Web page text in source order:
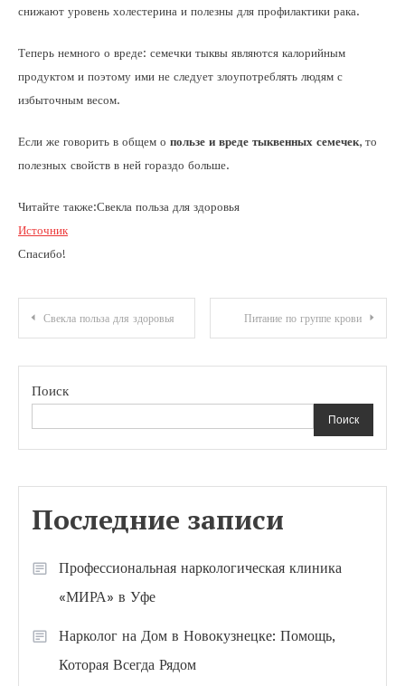
снижают уровень холестерина и полезны для профилактики рака.
Теперь немного о вреде: семечки тыквы являются калорийным
продуктом и поэтому ими не следует злоупотреблять людям с
избыточным весом.
Если же говорить в общем о пользе и вреде тыквенных семечек, то
полезных свойств в ней гораздо больше.
Читайте также:Свекла польза для здоровья
Источник
Спасибо!
Навигация
по
записям
Свекла польза для здоровья Питание по группе крови
Поиск
Поиск
Последние записи
Профессиональная наркологическая клиника
«МИРА» в Уфе
Нарколог на Дом в Новокузнецке: Помощь,
Которая Всегда Рядом